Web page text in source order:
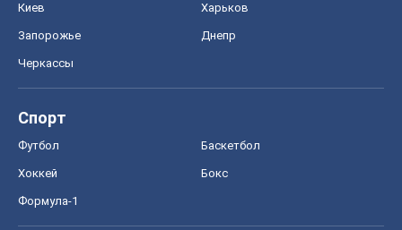
Киев Харьков
Запорожье Днепр
Черкассы
Спорт
Футбол Баскетбол
Хоккей Бокс
Формула-1